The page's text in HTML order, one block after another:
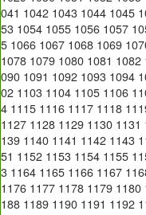
041 1042 1043 1044 1045
53 1054 1055 1056 1057
5 1066 1067 1068 1069
1078 1079 1080 1081 1082
090 1091 1092 1093 1094
02 1103 1104 1105 1106
4 1115 1116 1117 1118
1127 1128 1129 1130 1131
139 1140 1141 1142 1143
51 1152 1153 1154 1155
3 1164 1165 1166 1167
1176 1177 1178 1179 1180
188 1189 1190 1191 1192